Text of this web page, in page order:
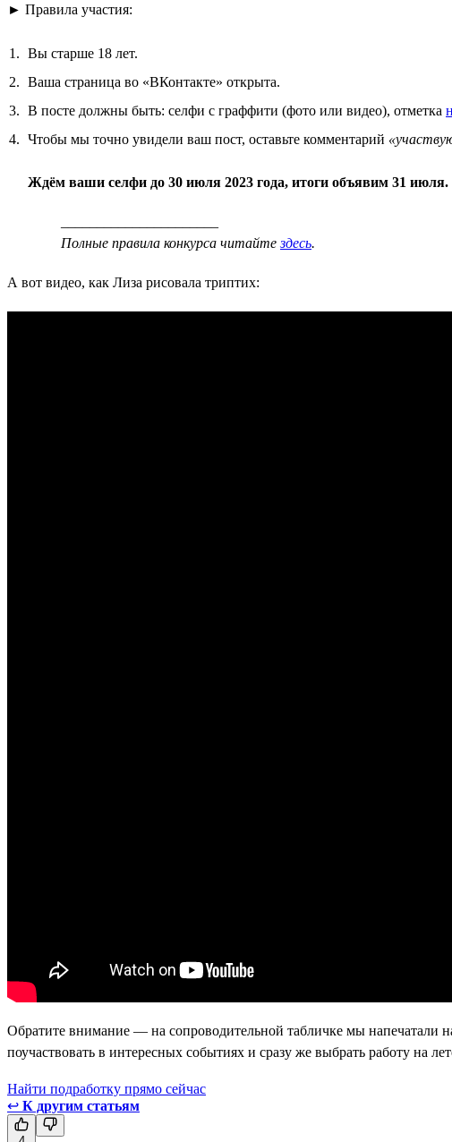
► Правила участия:
Вы старше 18 лет.
Ваша страница во «ВКонтакте» открыта.
В посте должны быть: селфи с граффити (фото или видео), отметка
Чтобы мы точно увидели ваш пост, оставьте комментарий
Ждём ваши селфи до 30 июля 2023 года, итоги объявим 31 июля.
Полные правила конкурса читайтездесь.
А вот видео, как Лиза рисовала триптих:
Обратите внимание — на сопроводительной табличке мы
поучаствовать в интересных событиях и сразу же выбрать работу на
Найти подработку прямо сейчас
↩ К другим статьям